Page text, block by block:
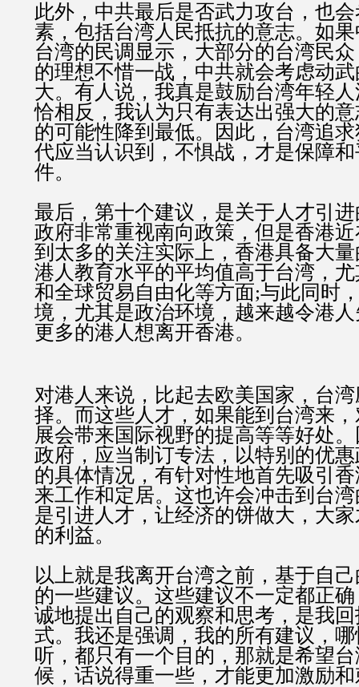
此外，中共最后是否武力攻台，也
素，包括台湾人民抵抗的意志。如
台湾的民调显示，大部分的台湾民
的理想不惜一战，中共就会考虑动
大。有人说，我真是鼓励台湾年轻
恰相反，我认为只有表达出强大的
的可能性降到最低。因此，台湾追
代应当认识到，不惧战，才是保障
件。
最后，第十个建议，是关于人才引
政府非常重视南向政策，但是香港
到太多的关注实际上，香港具备大
港人教育水平的平均值高于台湾，
和全球贸易自由化等方面;与此同时
境，尤其是政治环境，越来越令港
更多的港人想离开香港。
对港人来说，比起去欧美国家，台
择。而这些人才，如果能到台湾来
展会带来国际视野的提高等等好处
政府，应当制订专法，以特别的优
的具体情况，有针对性地首先吸引
来工作和定居。这也许会冲击到台
是引进人才，让经济的饼做大，大
的利益。
以上就是我离开台湾之前，基于自
的一些建议。这些建议不一定都正
诚地提出自己的观察和思考，是我
式。我还是强调，我的所有建议，
听，都只有一个目的，那就是希望
候，话说得重一些，才能更加激励